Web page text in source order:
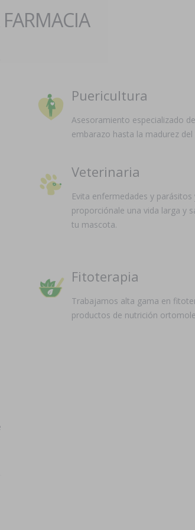
Puericultura
Asesoramiento especializado
embarazo hasta la madurez del
Veterinaria
Evita enfermedades y parásitos
proporciónale una vida larga y
tu mascota.
Fitoterapia
Trabajamos alta gama en
productos de nutrición